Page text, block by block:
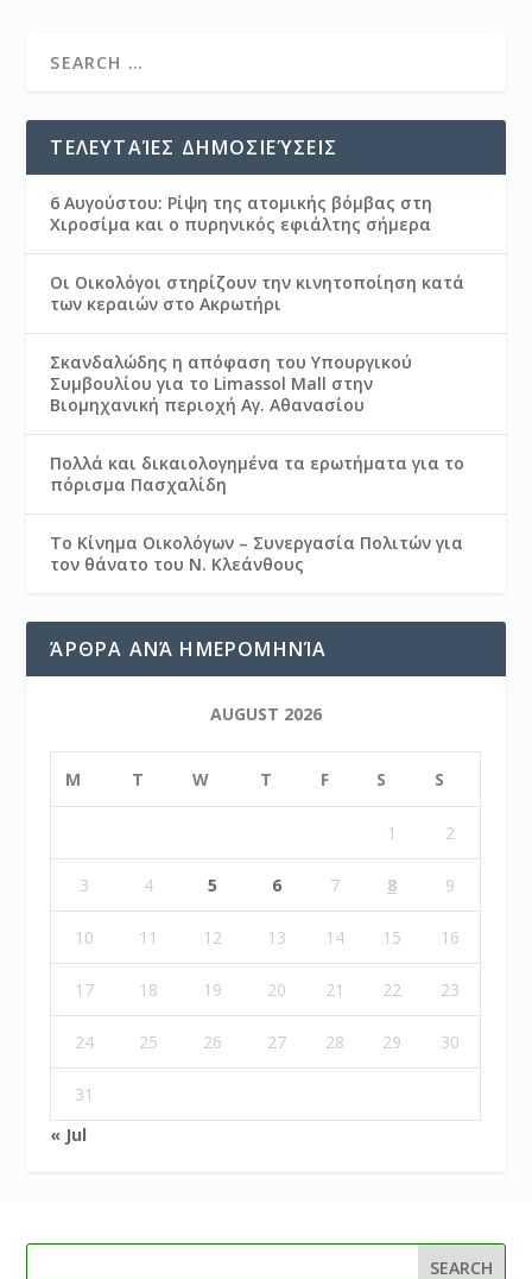
ΤΕΛΕΥΤΑΊΕΣ ΔΗΜΟΣΙΕΎΣΕΙΣ
6 Αυγούστου: Ρίψη της ατομικής βόμβας στη
Χιροσίμα και ο πυρηνικός εφιάλτης σήμερα
Οι Οικολόγοι στηρίζουν την κινητοποίηση κατά
των κεραιών στο Ακρωτήρι
Σκανδαλώδης η απόφαση του Υπουργικού
Συμβουλίου για το Limassol Mall στην
Βιομηχανική περιοχή Αγ. Αθανασίου
Πολλά και δικαιολογημένα τα ερωτήματα για το
πόρισμα Πασχαλίδη
Το Κίνημα Οικολόγων – Συνεργασία Πολιτών για
τον θάνατο του Ν. Κλεάνθους
ΆΡΘΡΑ ΑΝΆ ΗΜΕΡΟΜΗΝΊΑ
AUGUST 2026
M T W T F S S
1 2
3 4 5 6 7 8 9
10 11 12 13 14 15 16
17 18 19 20 21 22 23
24 25 26 27 28 29 30
31
« Jul